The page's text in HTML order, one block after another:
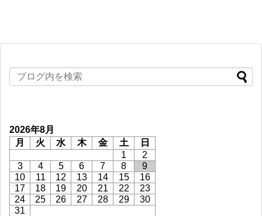
2026年8月
月
火 水 木 金 土 日
1
2
3
4 5 6 7 8
9
10
11 12 13 14 15
16
17
18 19 20 21 22
23
24
25 26 27 28 29
30
31